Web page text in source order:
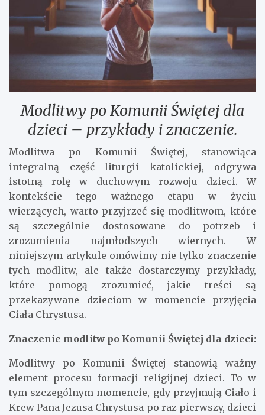
Modlitwy po Komunii Świętej dla
dzieci – przykłady i znaczenie.
Modlitwa po Komunii Świętej, stanowiąca
integralną część liturgii katolickiej, odgrywa
istotną rolę w duchowym rozwoju dzieci. W
kontekście tego ważnego etapu w życiu
wierzących, warto przyjrzeć się modlitwom, które
są szczególnie dostosowane do potrzeb i
zrozumienia najmłodszych wiernych. W
niniejszym artykule omówimy nie tylko znaczenie
tych modlitw, ale także dostarczymy przykłady,
które pomogą zrozumieć, jakie treści są
przekazywane dzieciom w momencie przyjęcia
Ciała Chrystusa.
Znaczenie modlitw po Komunii Świętej dla dzieci:
Modlitwy po Komunii Świętej stanowią ważny
element procesu formacji religijnej dzieci. To w
tym szczególnym momencie, gdy przyjmują Ciało i
Krew Pana Jezusa Chrystusa po raz pierwszy, dzieci